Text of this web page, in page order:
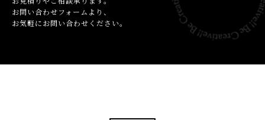
お問い合わせフォームより、
お気軽にお問い合わせください。